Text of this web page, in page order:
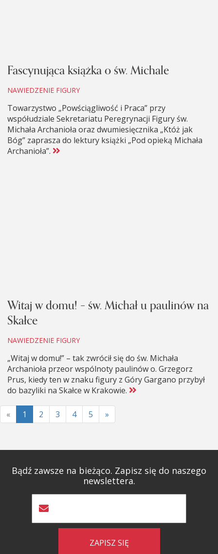
Fascynująca książka o św. Michale
NAWIEDZENIE FIGURY
Towarzystwo „Powściągliwość i Praca” przy
współudziale Sekretariatu Peregrynacji Figury św.
Michała Archanioła oraz dwumiesięcznika „Któż jak
Bóg” zaprasza do lektury książki „Pod opieką Michała
Archanioła”.
Witaj w domu! – św. Michał u paulinów na
Skałce
NAWIEDZENIE FIGURY
„Witaj w domu!” – tak zwrócił się do św. Michała
Archanioła przeor wspólnoty paulinów o. Grzegorz
Prus, kiedy ten w znaku figury z Góry Gargano przybył
do bazyliki na Skałce w Krakowie.
« 1 2 3 4 5 »
Bądź zawsze na bieżąco. Zapisz się do naszego
newslettera.
ZAPISZ SIĘ